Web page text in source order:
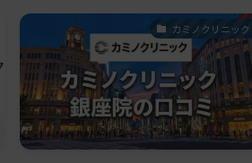
カミノクリニック